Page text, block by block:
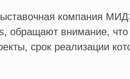
компания
обращают внимание, что
срок реализации